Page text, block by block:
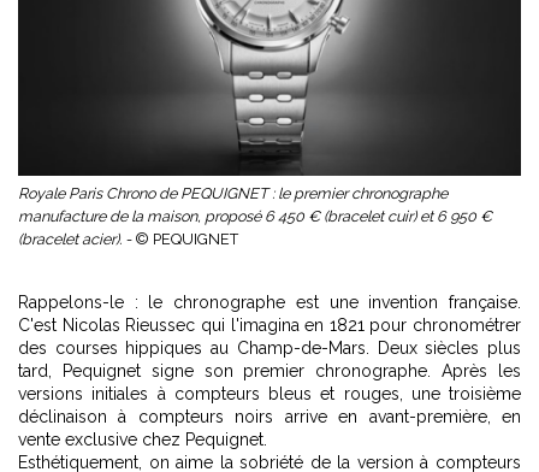
Royale Paris Chrono de PEQUIGNET : le premier chronographe
manufacture de la maison, proposé 6 450 € (bracelet cuir) et 6 950 €
(bracelet acier). - © PEQUIGNET
Rappelons-le : le chronographe est une invention française.
C'est Nicolas Rieussec qui l'imagina en 1821 pour chronométrer
des courses hippiques au Champ-de-Mars. Deux siècles plus
tard, Pequignet signe son premier chronographe. Après les
versions initiales à compteurs bleus et rouges, une troisième
déclinaison à compteurs noirs arrive en avant-première, en
vente exclusive chez Pequignet.
Esthétiquement, on aime la sobriété de la version à compteurs